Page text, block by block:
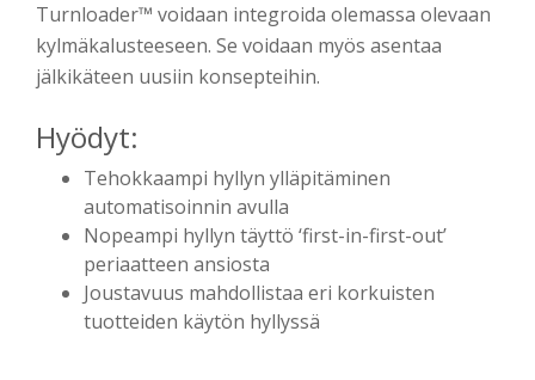
Turnloader™ voidaan integroida olemassa olevaan
kylmäkalusteeseen. Se voidaan myös asentaa
jälkikäteen uusiin konsepteihin.
Hyödyt:
Tehokkaampi hyllyn ylläpitäminen
automatisoinnin avulla
Nopeampi hyllyn täyttö ‘first-in-first-out’
periaatteen ansiosta
Joustavuus mahdollistaa eri korkuisten
tuotteiden käytön hyllyssä